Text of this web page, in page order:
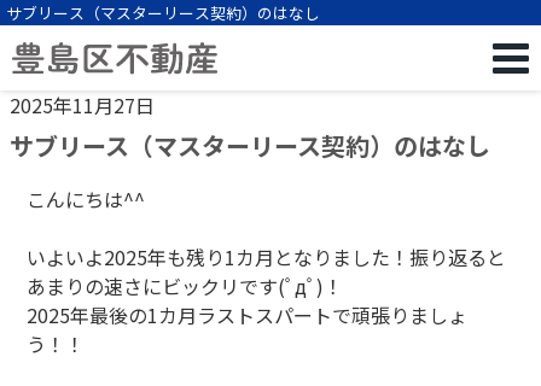
サブリース（マスターリース契約）のはなし
2025年11月27日
サブリース（マスターリース契約）のはなし
こんにちは^^
いよいよ2025年も残り1カ月となりました！振り返ると
あまりの速さにビックリです(ﾟдﾟ)！
2025年最後の1カ月ラストスパートで頑張りましょ
う！！